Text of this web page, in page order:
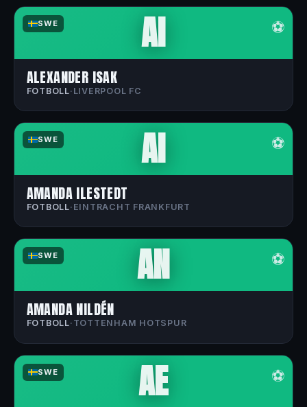
SWE ⚽
AI
ALEXANDER ISAK
FOTBOLL· LIVERPOOL FC
SWE ⚽
AI
AMANDA ILESTEDT
FOTBOLL· EINTRACHT FRANKFURT
SWE ⚽
AN
AMANDA NILDÉN
FOTBOLL· TOTTENHAM HOTSPUR
SWE ⚽
AE